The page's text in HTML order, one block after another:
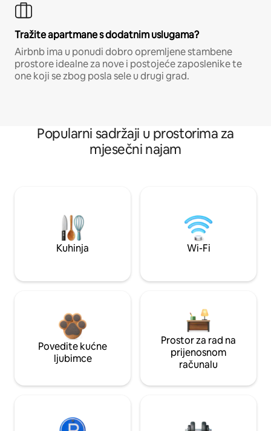
Tražite apartmane s dodatnim uslugama?
Airbnb ima u ponudi dobro opremljene stambene
prostore idealne za nove i postojeće zaposlenike te
one koji se zbog posla sele u drugi grad.
Popularni sadržaji u prostorima za
mjesečni najam
Kuhinja Wi-Fi
Povedite kućne
ljubimce
Prostor za rad na
prijenosnom
računalu